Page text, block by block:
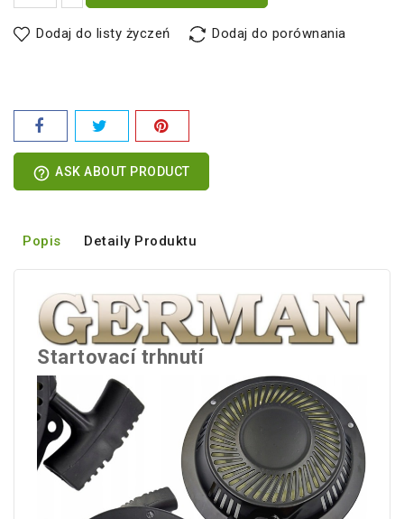
Dodaj do listy życzeń Dodaj do porównania
help_outline ASK ABOUT PRODUCT
Popis Detaily Produktu
Startovací trhnutí